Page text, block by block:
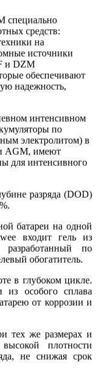
специально
средств:
на
источники
и DZM
обеспечивают
надежность,
интенсивном
по
электролитом) в
AGM, имеют
для интенсивного
разряда (DOD)
батареи на одной
входит гель из
разработанный по
обогатитель.
в глубоком цикле.
особого сплава
от коррозии и
тех же размерах и
плотности
не снижая срок